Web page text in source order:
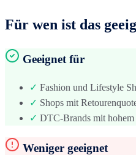
Für wen ist das
Geeignet für
✓ Fashion und Lifestyle
✓ Shops mit
✓ DTC-Brands mit
Weniger geeignet